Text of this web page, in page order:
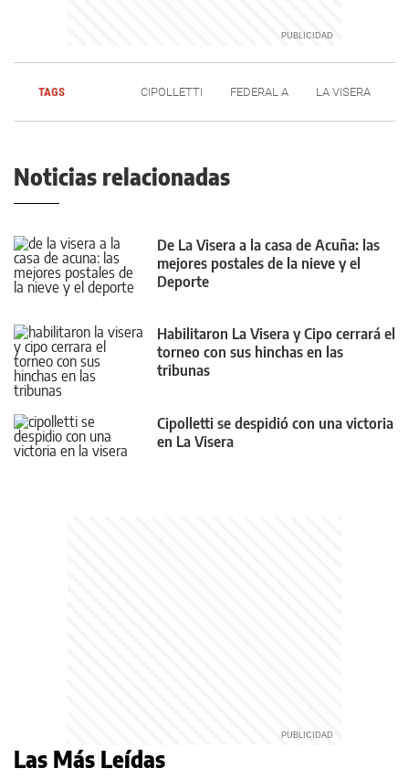
TAGS CIPOLLETTI FEDERAL A LA VISERA
Noticias relacionadas
De La Visera a la casa de Acuña: las
mejores postales de la nieve y el
Deporte
Habilitaron La Visera y Cipo cerrará el
torneo con sus hinchas en las
tribunas
Cipolletti se despidió con una victoria
en La Visera
Las Más Leídas